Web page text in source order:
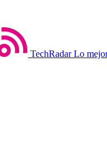
TechRadar Lo